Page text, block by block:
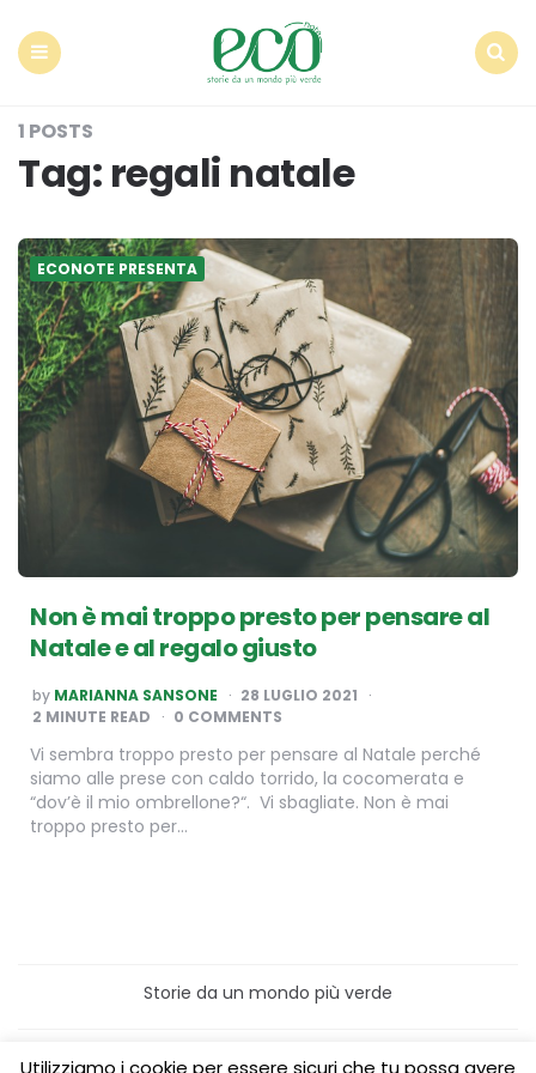
1 POSTS
Tag: regali natale
ECONOTE PRESENTA
Non è mai troppo presto per pensare al
Natale e al regalo giusto
POSTED
BY
by MARIANNA SANSONE
28 LUGLIO 2021
2 MINUTE READ 0 COMMENTS
Vi sembra troppo presto per pensare al Natale perché
siamo alle prese con caldo torrido, la cocomerata e
“dov’è il mio ombrellone?“. Vi sbagliate. Non è mai
troppo presto per…
Storie da un mondo più verde
Home
Turismo sostenibile
Utilizziamo i cookie per essere sicuri che tu possa avere